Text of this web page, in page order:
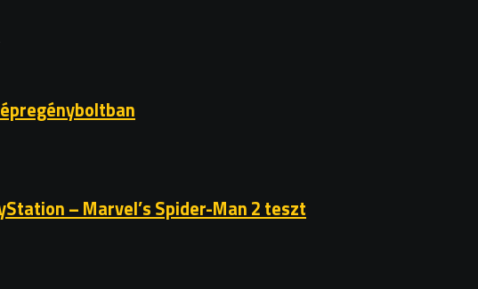
– Marvel’s Spider-Man 2 teszt